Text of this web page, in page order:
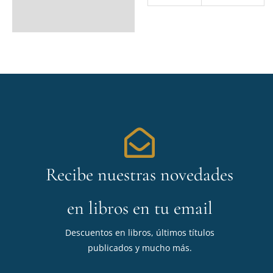
Recibe nuestras novedades
en libros en tu email
Descuentos en libros, últimos títulos
publicados y mucho más.